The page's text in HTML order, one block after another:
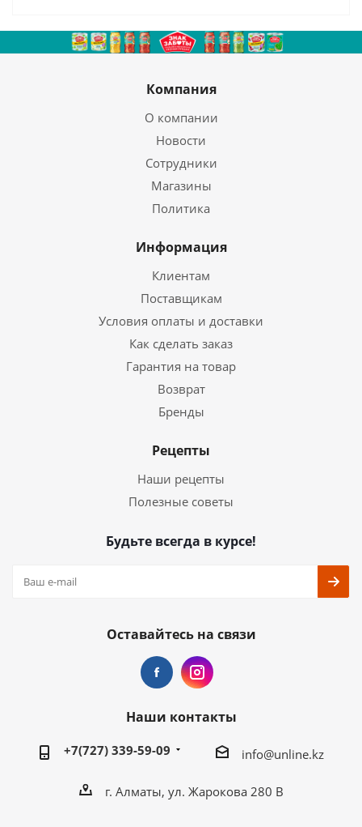
Компания
О компании
Новости
Сотрудники
Магазины
Политика
Информация
Клиентам
Поставщикам
Условия оплаты и доставки
Как сделать заказ
Гарантия на товар
Возврат
Бренды
Рецепты
Наши рецепты
Полезные советы
Будьте всегда в курсе!
Оставайтесь на связи
Наши контакты
+7(727) 339-59-09 info@unline.kz
г. Алматы, ул. Жарокова 280 В